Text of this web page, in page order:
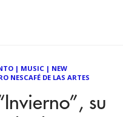
| MUSIC| NEW
NESCAFÉ DE LAS ARTES
su